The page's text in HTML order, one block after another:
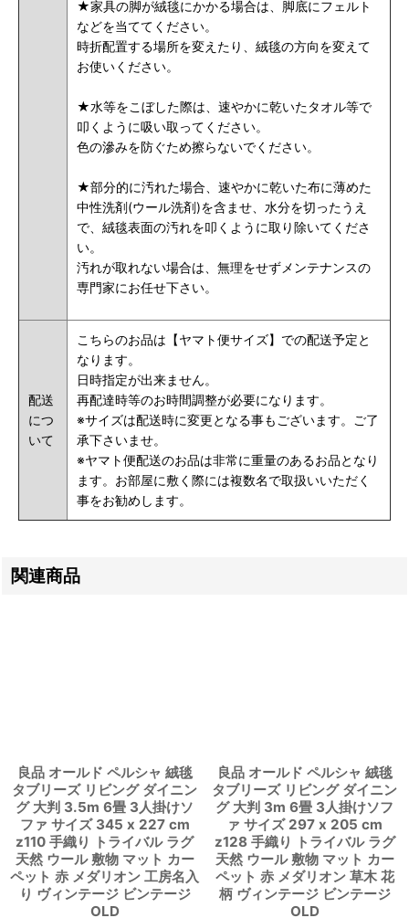
★家具の脚が絨毯にかかる場合は、脚底にフェルト
などを当ててください。
時折配置する場所を変えたり、絨毯の方向を変えて
お使いください。
★水等をこぼした際は、速やかに乾いたタオル等で
叩くように吸い取ってください。
色の滲みを防ぐため擦らないでください。
★部分的に汚れた場合、速やかに乾いた布に薄めた
中性洗剤(ウール洗剤)を含ませ、水分を切ったうえ
で、絨毯表面の汚れを叩くように取り除いてくださ
い。
汚れが取れない場合は、無理をせずメンテナンスの
専門家にお任せ下さい。
配送
につ
いて
こちらのお品は【ヤマト便サイズ】での配送予定と
なります。
日時指定が出来ません。
再配達時等のお時間調整が必要になります。
※サイズは配送時に変更となる事もございます。ご了
承下さいませ。
※ヤマト便配送のお品は非常に重量のあるお品となり
ます。お部屋に敷く際には複数名で取扱いいただく
事をお勧めします。
関連商品
良品 オールド ペルシャ 絨毯
タブリーズ リビング ダイニン
グ 大判 3.5m 6畳 3人掛けソ
ファ サイズ 345 x 227 cm
z110 手織り トライバル ラグ
天然 ウール 敷物 マット カー
ペット 赤 メダリオン 工房名入
り ヴィンテージ ビンテージ
OLD
良品 オールド ペルシャ 絨毯
タブリーズ リビング ダイニン
グ 大判 3m 6畳 3人掛けソフ
ァ サイズ 297 x 205 cm
z128 手織り トライバル ラグ
天然 ウール 敷物 マット カー
ペット 赤 メダリオン 草木 花
柄 ヴィンテージ ビンテージ
OLD